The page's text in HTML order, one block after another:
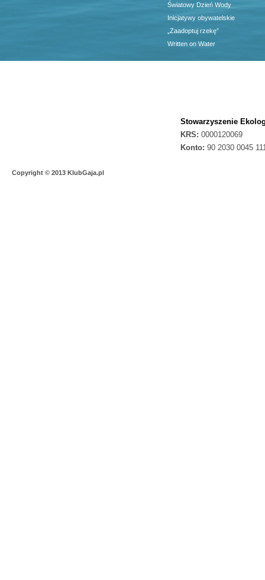
Światowy Dzień Wody
Inicjatywy obywatelskie
„Zaadoptuj rzekę”
Written on Water
Stowarzyszenie
KRS: 0000120069
Konto: 90 2030 0045
Copyright © 2013 KlubGaja.pl